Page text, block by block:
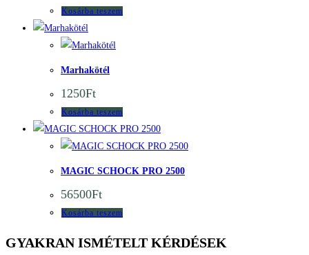
Kosárba teszem
Marhakötél
1250Ft
Kosárba teszem
MAGIC SCHOCK PRO 2500
56500Ft
Kosárba teszem
GYAKRAN ISMÉTELT KÉRDÉSEK